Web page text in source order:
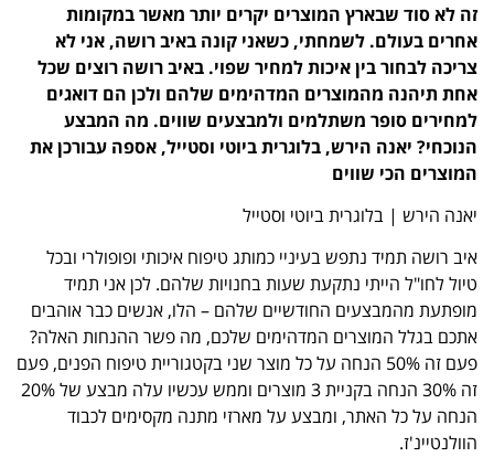
זה לא סוד שבארץ המוצרים יקרים יותר מאשר במקומות
אחרים בעולם. לשמחתי, כשאני קונה באיב רושה, אני לא
צריכה לבחור בין איכות למחיר שפוי. באיב רושה רוצים שכל
אחת תיהנה מהמוצרים המדהימים שלהם ולכן הם דואגים
למחירים סופר משתלמים ולמבצעים שווים. מה המבצע
הנוכחי? יאנה הירש, בלוגרית ביוטי וסטייל, אספה עבורכן את
המוצרים הכי שווים
יאנה הירש | בלוגרית ביוטי וסטייל
איב רושה תמיד נתפש בעיניי כמותג טיפוח איכותי ופופולרי ובכל
טיול לחו"ל הייתי נתקעת שעות בחנויות שלהם. לכן אני תמיד
מופתעת מהמבצעים החודשיים שלהם – הלו, אנשים כבר אוהבים
אתכם בגלל המוצרים המדהימים שלכם, מה פשר ההנחות האלה?
פעם זה 50% הנחה על כל מוצר שני בקטגוריית טיפוח הפנים, פעם
זה 30% הנחה בקניית 3 מוצרים וממש עכשיו עלה מבצע של 20%
הנחה על כל האתר, ומבצע על מארזי מתנה מקסימים לכבוד
הוולנטיינ'ז.